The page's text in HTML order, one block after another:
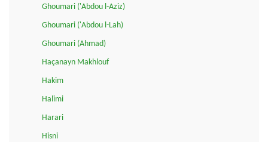
Ghoumari ('Abdou l-Aziz)
Ghoumari ('Abdou l-Lah)
Ghoumari (Ahmad)
Haçanayn Makhlouf
Hakim
Halimi
Harari
Hisni